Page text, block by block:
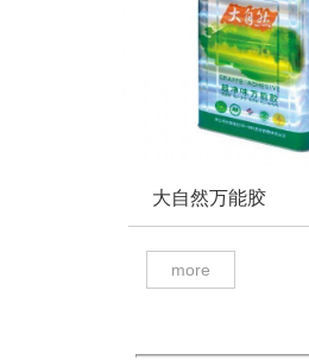
大自然万能胶
more